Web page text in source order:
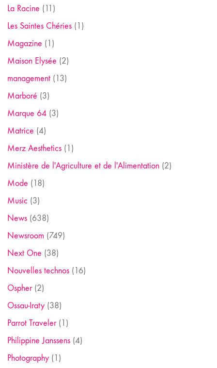
La Racine (11)
Les Saintes Chéries (1)
Magazine (1)
Maison Elysée (2)
management (13)
Marboré (3)
Marque 64 (3)
Matrice (4)
Merz Aesthetics (1)
Ministère de l'Agriculture et de l'Alimentation (2)
Mode (18)
Music (3)
News (638)
Newsroom (749)
Next One (38)
Nouvelles technos (16)
Ospher(2)
Ossau-Iraty (38)
Parrot Traveler(1)
Philippine Janssens (4)
Photography (1)